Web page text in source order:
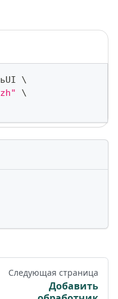
\
\
Следующая страница
Добавить